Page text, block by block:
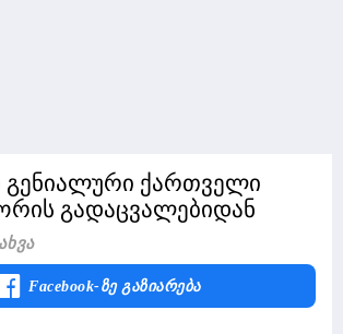
გენიალური ქართველი
გადაცვალებიდან
Facebook-Ზე Გაზიარება